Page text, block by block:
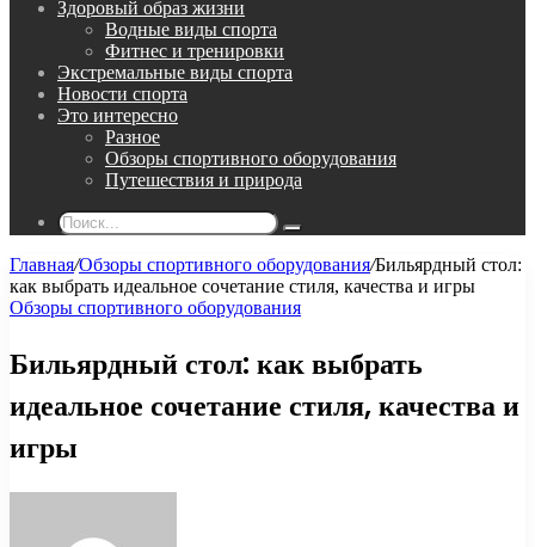
Здоровый образ жизни
Водные виды спорта
Фитнес и тренировки
Экстремальные виды спорта
Новости спорта
Это интересно
Разное
Обзоры спортивного оборудования
Путешествия и природа
Поиск...
Главная/Обзоры спортивного оборудования/Бильярдный стол:
как выбрать идеальное сочетание стиля, качества и игры
Обзоры спортивного оборудования
Бильярдный стол: как выбрать
идеальное сочетание стиля, качества и
игры